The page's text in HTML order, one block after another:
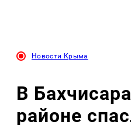
Новости Крыма
В
районе